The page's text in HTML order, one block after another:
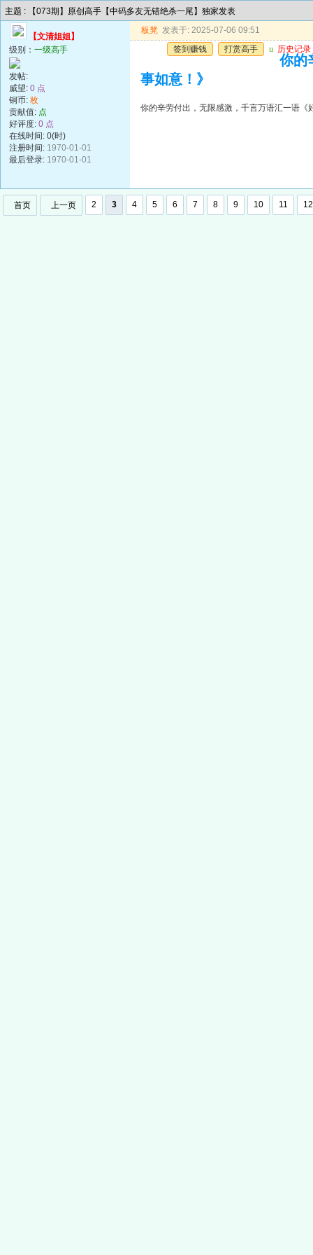
主题 : 【073期】原创高手【中码多友无错绝杀一尾】独家发表
【文清姐姐】
级别： 一级高手
发帖:
威望: 0 点
铜币: 枚
贡献值: 点
好评度: 0 点
在线时间: 0(时)
注册时间: 1970-01-01
最后登录: 1970-01-01
板凳 发表于: 2025-07-06 09:51
签到赚钱
打赏高手 u 历史记录
你的
事如意！》
你的辛劳付出，无限感激，千言万语汇一语《
首页 上一页 2 3 4 5 6 7 8 9 10 11 12